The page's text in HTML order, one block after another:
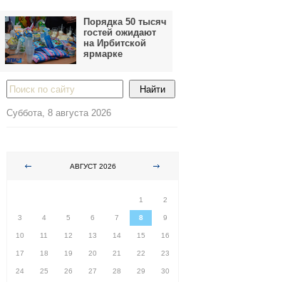
Порядка 50 тысяч
гостей ожидают
на Ирбитской
ярмарке
Суббота, 8 августа 2026
АВГУСТ 2026
1
2
3 4 5 6 7 8 9
10 11 12 13 14 15 16
17 18 19 20 21 22 23
24 25 26 27 28 29 30